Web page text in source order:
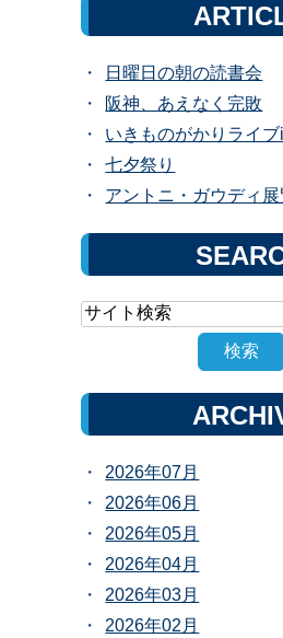
日曜日の朝の読書会
阪神、あえなく完敗
いきものがかりライブ
七夕祭り
アントニ・ガウディ展
2026年07月
2026年06月
2026年05月
2026年04月
2026年03月
2026年02月